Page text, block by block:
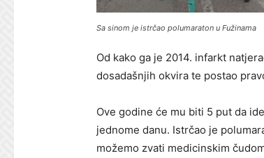
Sa sinom je istrčao polumaraton u Fužinama
Od kako ga je 2014. infarkt
dosadašnjih okvira te postao
Ove godine će mu biti 5 put da
jednome danu. Istrčao je
možemo zvati medicinskim